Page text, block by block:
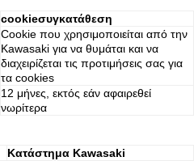
cookieσυγκατάθεση
Cookie που χρησιμοποιείται από την
Kawasaki για να θυμάται και να
διαχειρίζεται τις προτιμήσεις σας για
τα cookies
12 μήνες, εκτός εάν αφαιρεθεί
νωρίτερα
Κατάστημα Kawasaki